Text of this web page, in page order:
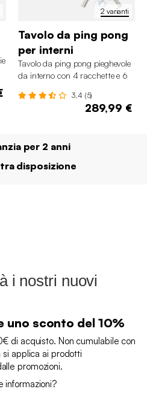
2 varianti
Tavolo da ping pong
per interni
Tavolo da ping pong pieghevole
da interno con 4 racchette e 6
3.4 (5)
289,99 €
per 2 anni
disposizione
i nostri nuovi
sconto del 10%
di acquisto. Non cumulabile con
applica ai prodotti
promozioni.
informazioni?